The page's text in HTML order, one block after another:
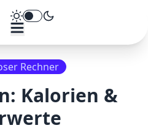
Theme umschalten
Rechner
: Kalorien &